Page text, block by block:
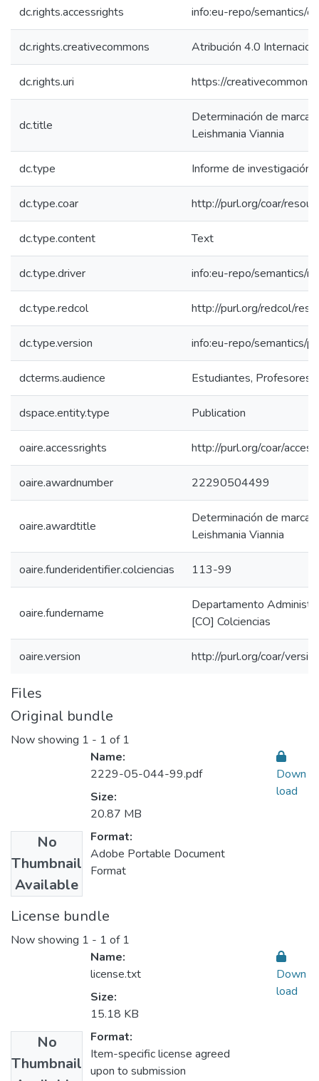
dc.rights.accessrights info:eu-repo/semantics/
dc.rights.creativecommons Atribución 4.0
dc.rights.uri https://
dc.title
Determinación de
Leishmania Viannia
dc.type Informe de investigación
dc.type.coar http://purl.org/coar/
dc.type.content Text
dc.type.driver info:eu-repo/semantics/
dc.type.redcol http://purl.org/redcol/
dc.type.version info:eu-repo/semantics/
dcterms.audience Estudiantes, Profesores,
dspace.entity.type Publication
oaire.accessrights http://purl.org/coar/
oaire.awardnumber 22290504499
oaire.awardtitle
Determinación de
Leishmania Viannia
oaire.funderidentifier.colciencias 113-99
oaire.fundername
Departamento
[CO] Colciencias
oaire.version http://purl.org/coar/
Files
Original bundle
Now showing 1 - 1 of 1
No
Thumbnail
Available
Name:
2229-05-044-99.pdf
Size:
20.87 MB
Format:
Adobe Portable Document
Format
Down
load
License bundle
Now showing 1 - 1 of 1
No
Thumbnail
Name:
license.txt
Size:
15.18 KB
Format:
Item-specific license agreed
upon to submission
Down
load